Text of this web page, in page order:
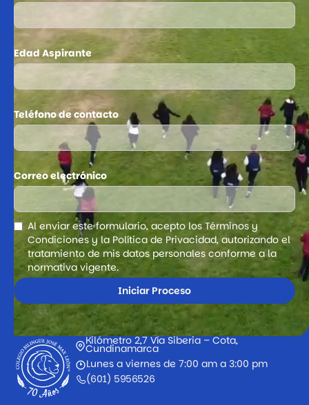
Edad Aspirante
Teléfono de contacto
Correo electrónico
Al enviar este formulario, acepto los Términos y
Condiciones y la Política de Privacidad, autorizando el
tratamiento de mis datos personales conforme a la
normativa vigente.
Kilómetro 2,7 Vía Siberia – Cota,
Cundinamarca
Lunes a viernes de 7:00 am a 3:00 pm
(601) 5956526